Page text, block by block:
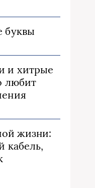
буквы
и хитрые
любит
жизни:
кабель,